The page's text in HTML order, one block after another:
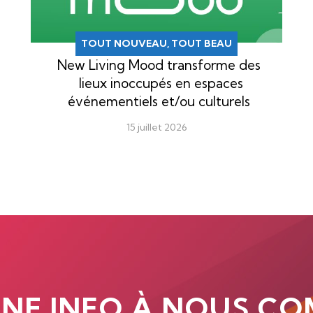
TOUT NOUVEAU, TOUT BEAU
New Living Mood transforme des
lieux inoccupés en espaces
événementiels et/ou culturels
15 juillet 2026